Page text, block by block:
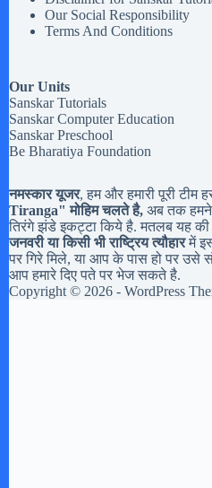
Our Social Responsibility
Terms And Conditions
Our Units
Sanskar Tutorials
Sanskar Computer Education
Sanskar Preschool
Be Bharatiya Foundation
नमस्कार यूजर, हम और हमारी पूरी टीम
Tiranga" मोहिम चलते है, अब तक हमने
तिरंगे झंडे इकट्टा किये है. मतलब यह
जनवरी या किसी भी राष्ट्रिय त्यौहारमें
पर गिरे मिले, या आप के पास हो पर उसे
आप हमारे दिए पते पर भेज सकते है.
Copyright © 2026 - WordPress